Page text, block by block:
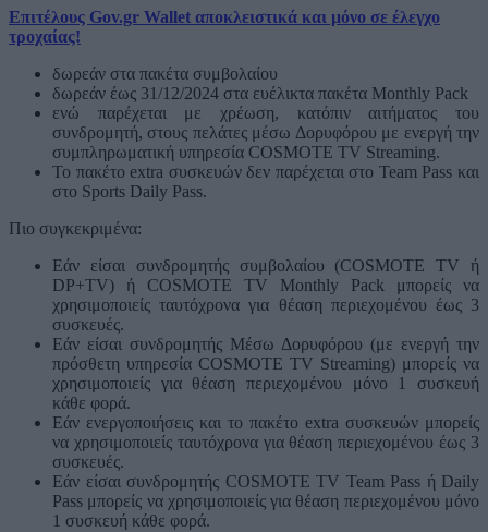
Επιτέλους Gov.gr Wallet αποκλειστικά και μόνο σε έλεγχο
τροχαίας!
δωρεάν στα πακέτα συμβολαίου
δωρεάν έως 31/12/2024 στα ευέλικτα πακέτα Monthly Pack
ενώ παρέχεται με χρέωση, κατόπιν αιτήματος του
συνδρομητή, στους πελάτες μέσω Δορυφόρου με ενεργή την
συμπληρωματική υπηρεσία COSMOTE TV Streaming.
Το πακέτο extra συσκευών δεν παρέχεται στο Team Pass και
στο Sports Daily Pass.
Πιο συγκεκριμένα:
Εάν είσαι συνδρομητής συμβολαίου (COSMOTE TV ή
DP+TV) ή COSMOTE TV Monthly Pack μπορείς να
χρησιμοποιείς ταυτόχρονα για θέαση περιεχομένου έως 3
συσκευές.
Εάν είσαι συνδρομητής Μέσω Δορυφόρου (με ενεργή την
πρόσθετη υπηρεσία COSMOTE TV Streaming) μπορείς να
χρησιμοποιείς για θέαση περιεχομένου μόνο 1 συσκευή
κάθε φορά.
Εάν ενεργοποιήσεις και τo πακέτο extra συσκευών μπορείς
να χρησιμοποιείς ταυτόχρονα για θέαση περιεχομένου έως 3
συσκευές.
Εάν είσαι συνδρομητής COSMOTE TV Team Pass ή Daily
Pass μπορείς να χρησιμοποιείς για θέαση περιεχομένου μόνο
1 συσκευή κάθε φορά.